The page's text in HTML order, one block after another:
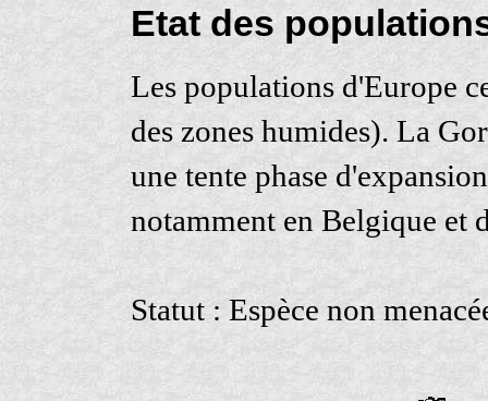
Etat des
Les populations d'Europe
des zones humides). La
une tente phase
notamment en Belgique et
Statut : Espèce non